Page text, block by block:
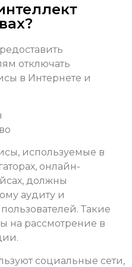
отключать
в Интернете и
используемые в
онлайн-
должны
аудиту и
Такие
на рассмотрение в
социальные сети,